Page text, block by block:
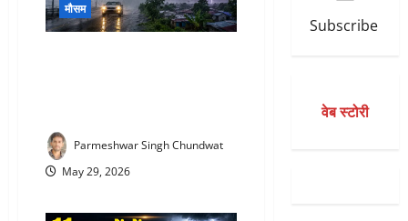
मौसम
Parmeshwar Singh Chundwat
May 29, 2026
Subscribe
वेब स्टोरी